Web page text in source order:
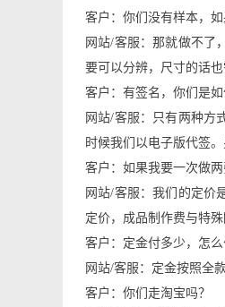
客户：你们没有样本，
网站/客服：那就做不了
要可以分辨，尺寸的话也
客户：有签名，你们是如
网站/客服：只有两种方
时候我们以电子版代签
客户：如果我要一次做两
网站/客服：我们的定价
定价，成品制作费与特殊
客户：定金付多少，怎么
网站/客服：定金按照全
客户：你们走淘宝吗？